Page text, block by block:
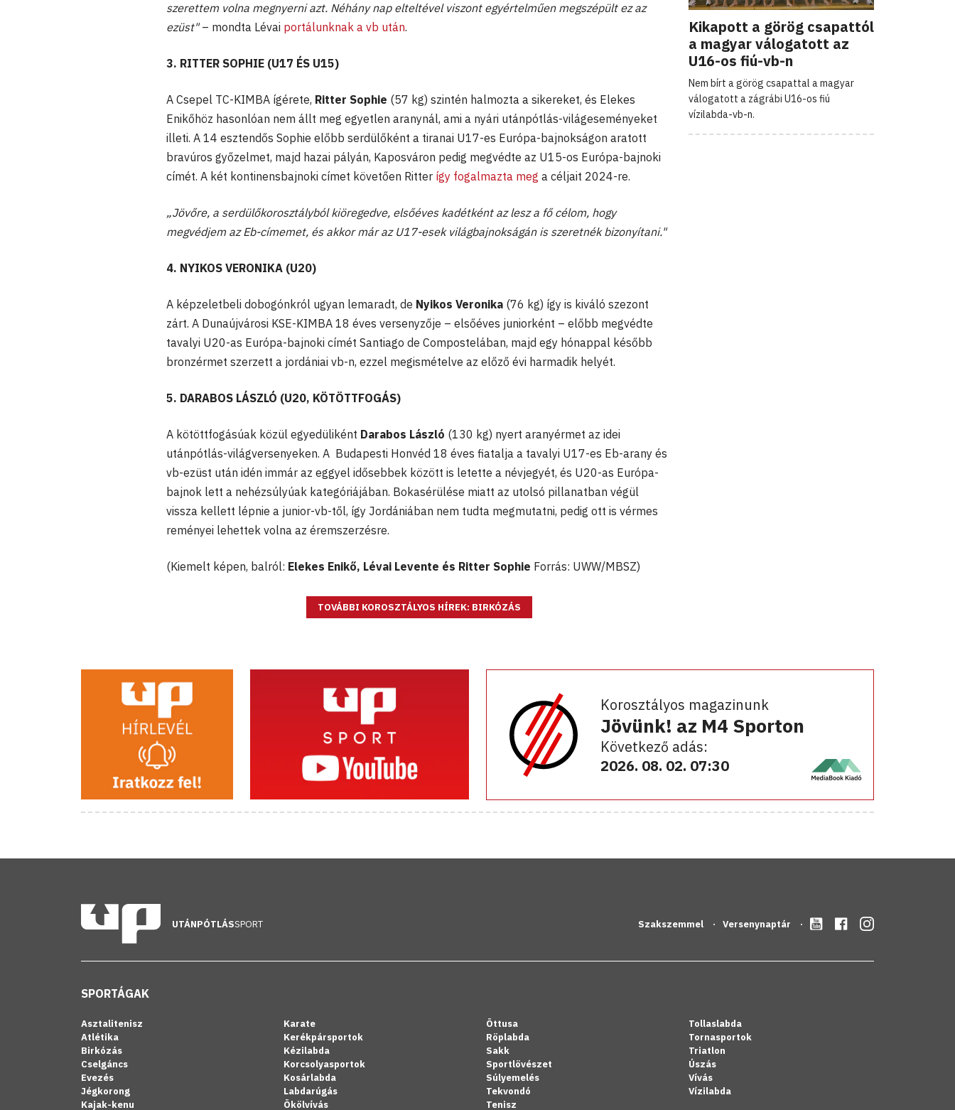
szerettem volna megnyerni azt. Néhány nap elteltével viszont egyértelműen megszépült ez az
ezüst"– mondta Lévai portálunknak a vb után.
3. RITTER SOPHIE (U17 ÉS U15)
A Csepel TC-KIMBA ígérete, Ritter Sophie (57 kg) szintén halmozta a sikereket, és Elekes
Enikőhöz hasonlóan nem állt meg egyetlen aranynál, ami a nyári utánpótlás-világeseményeket
illeti. A 14 esztendős Sophie előbb serdülőként a tiranai U17-es Európa-bajnokságon aratott
bravúros győzelmet, majd hazai pályán, Kaposváron pedig megvédte az U15-os Európa-bajnoki
címét. A két kontinensbajnoki címet követően Ritter így fogalmazta meg a céljait 2024-re.
„Jövőre, a serdülőkorosztályból kiöregedve, elsőéves kadétként az lesz a fő célom, hogy
megvédjem az Eb-címemet, és akkor már az U17-esek világbajnokságán is szeretnék bizonyítani."
4. NYIKOS VERONIKA (U20)
A képzeletbeli dobogónkról ugyan lemaradt, de Nyikos Veronika (76 kg) így is kiváló szezont
zárt. A Dunaújvárosi KSE-KIMBA 18 éves versenyzője – elsőéves juniorként – előbb megvédte
tavalyi U20-as Európa-bajnoki címét Santiago de Compostelában, majd egy hónappal később
bronzérmet szerzett a jordániai vb-n, ezzel megismételve az előző évi harmadik helyét.
5. DARABOS LÁSZLÓ (U20, KÖTÖTTFOGÁS)
A kötöttfogásúak közül egyedüliként Darabos László (130 kg) nyert aranyérmet az idei
utánpótlás-világversenyeken. A Budapesti Honvéd 18 éves fiatalja a tavalyi U17-es Eb-arany és
vb-ezüst után idén immár az eggyel idősebbek között is letette a névjegyét, és U20-as Európa-
bajnok lett a nehézsúlyúak kategóriájában. Bokasérülése miatt az utolsó pillanatban végül
vissza kellett lépnie a junior-vb-től, így Jordániában nem tudta megmutatni, pedig ott is vérmes
reményei lehettek volna az éremszerzésre.
(Kiemelt képen, balról: Elekes Enikő, Lévai Levente és Ritter Sophie Forrás: UWW/MBSZ)
TOVÁBBI KOROSZTÁLYOS HÍREK: BIRKÓZÁS
Kikapott a görög csapattól
a magyar válogatott az
U16-os fiú-vb-n
Nem bírt a görög csapattal a magyar
válogatott a zágrábi U16-os fiú
vízilabda-vb-n.
Korosztályos magazinunk
Jövünk! az M4 Sporton
Következő adás:
2026. 08. 02. 07:30
UTÁNPÓTLÁSSPORT Szakszemmel Versenynaptár
SPORTÁGAK
Asztalitenisz
Atlétika
Birkózás
Cselgáncs
Evezés
Jégkorong
Kajak-kenu
Karate
Kerékpársportok
Kézilabda
Korcsolyasportok
Kosárlabda
Labdarúgás
Ökölvívás
Öttusa
Röplabda
Sakk
Sportlövészet
Súlyemelés
Tekvondó
Tenisz
Tollaslabda
Tornasportok
Triatlon
Úszás
Vívás
Vízilabda